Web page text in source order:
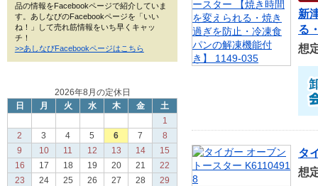
品の情報をFacebookページで紹介していま
す。あしなびのFacebookページを「いい
ね！」して売れ筋情報をいち早くキャッ
チ！
>>あしなびFacebookページはこちら
2026年8月の定休日
日
月 火 水 木 金
土
1
2
3 4 5 6 7
8
9
10 11 12 13 14
15
16
17 18 19 20 21
22
23
24 25 26 27 28
29
新
る
想
タ
想